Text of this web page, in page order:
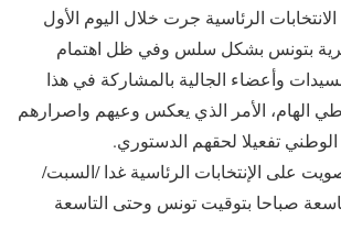
الرئاسية جرت خلال اليوم الأول
بتونس بشكل سلس وفي ظل اهتمام
وأعضاء الجالية بالمشاركة في هذا
الهام، الأمر الذي يعكس وعيهم واصرارهم
الوطني تفعيلا لحقهم الدستوري.
على الإنتخابات الرئاسية غدا /السبت/
صباحا بتوقيت تونس وحتى التاسعة